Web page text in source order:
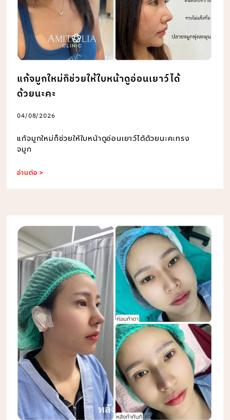
แก้จมูกใหม่ก็ช่วยให้ใบหน้าดูอ่อนเยาว์ได้
ด้วยนะคะ
04/08/2026
แก้จมูกใหม่ก็ช่วยให้ใบหน้าดูอ่อนเยาว์ได้ด้วยนะคะทรง
จมูก
อ่านต่อ >